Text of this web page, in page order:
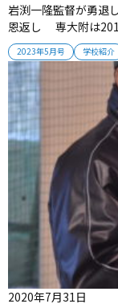
2023年5月号 学校紹介
岩渕一隆監督が勇退
恩返し 専大附は
夏、2021年春にベス
年にわたってチーム
制でスタートを切っ
2020年7月31日